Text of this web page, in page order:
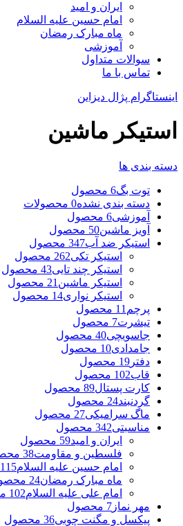
ایران و امید
امام حسین علیه السلام
ماه مبارک رمضان
آموزشی
سوالات متداول
تماس با ما
اینستاگرام پژال دیزاین
استیکر ماشین
دسته بندی ها
توت بگ6 محصول
دسته بندی نشده0 محصولات
آموزشی6 محصول
آویز ماشین50 محصول
استیکر ضد آب347 محصول
استیکر تکی262 محصول
استیکر چند تایی43 محصول
استیکر ماشین 21 محصول
استیکر نواری14 محصول
پرچم 11 محصول
تیشرت7 محصول
جاسویچی40 محصول
جامدادی10 محصول
دفتر 19 محصول
قاب102 محصول
کارت پستال89 محصول
گردنبند24 محصول
ماگ سرامیکی27 محصول
مناسبتی342 محصول
ایران و امید59 محصول
فلسطین و مقاومت38 محصول
امام حسین علیه السلام115 محصول
ماه مبارک رمضان24 محصول
امام علی علیه السلام102 محصول
مهر نماز 7 محصول
پیکسل و مگنت چوبی36 محصول